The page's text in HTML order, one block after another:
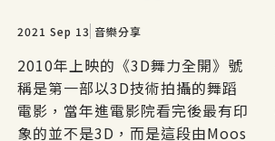
2021 Sep 13 音樂分享
2010年上映的《3D舞力全開》號
稱是第一部以3D技術拍攝的舞蹈
電影，當年進電影院看完後最有印
象的並不是3D，而是這段由Moos